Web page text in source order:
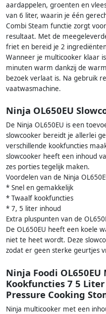
aardappelen, groenten en
van 6 liter, waarin je één
Combi Steam functie zorgt
resultaat. Met de
friet en bereid je 2
Wanneer je multicooker klaar
minuten warm dankzij de
bezoek verlaat is. Na gebruik
vaatwasmachine.
Ninja OL650EU
De Ninja OL650EU is een
slowcooker bereidt je allerlei
verschillende kookfuncties
slowcooker heeft een inhoud
zes porties tegelijk maken.
Voordelen van de Ninja
* Snel en gemakkelijk
* Twaalf kookfuncties
* 7, 5 liter inhoud
Extra pluspunten van de
De OL650EU heeft een koele
niet te heet wordt. Deze
zodat er geen sterke geurtjes
Ninja Foodi
Kookfuncties 7 5
Pressure Cooking
Ninja multicooker met een